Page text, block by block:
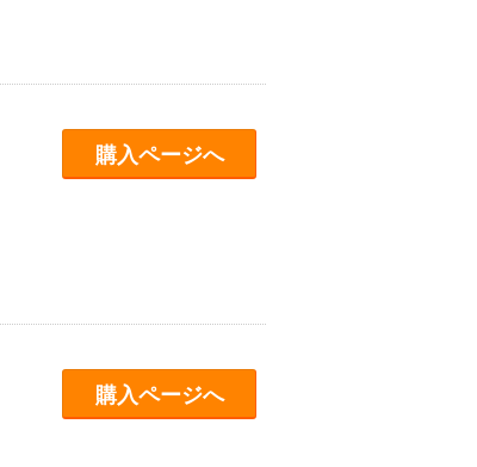
購入ページへ
購入ページへ